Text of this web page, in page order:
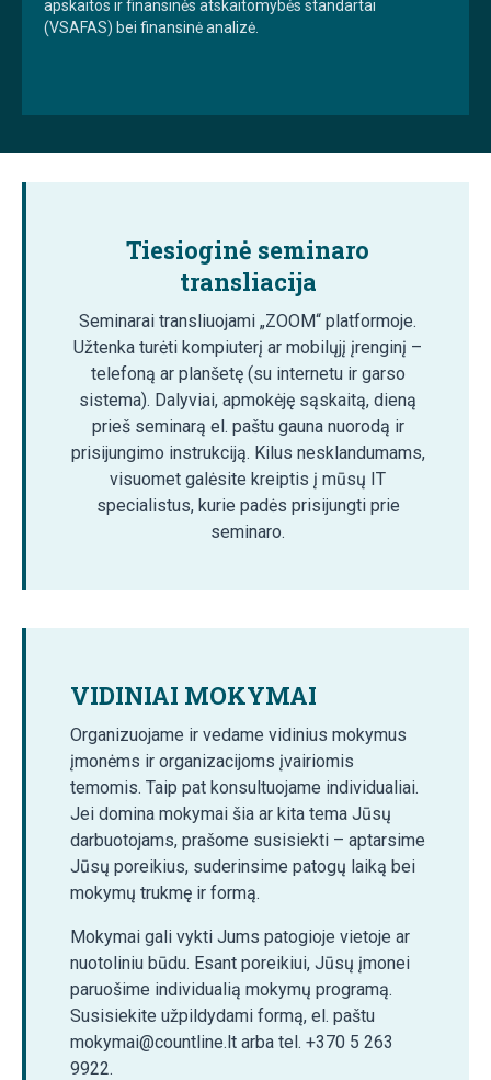
apskaitos ir finansinės atskaitomybės standartai
(VSAFAS) bei finansinė analizė.
Tiesioginė seminaro
transliacija
Seminarai transliuojami „ZOOM“ platformoje.
Užtenka turėti kompiuterį ar mobilųjį įrenginį –
telefoną ar planšetę (su internetu ir garso
sistema). Dalyviai, apmokėję sąskaitą, dieną
prieš seminarą el. paštu gauna nuorodą ir
prisijungimo instrukciją. Kilus nesklandumams,
visuomet galėsite kreiptis į mūsų IT
specialistus, kurie padės prisijungti prie
seminaro.
VIDINIAI MOKYMAI
Organizuojame ir vedame vidinius mokymus
įmonėms ir organizacijoms įvairiomis
temomis. Taip pat konsultuojame individualiai.
Jei domina mokymai šia ar kita tema Jūsų
darbuotojams, prašome susisiekti – aptarsime
Jūsų poreikius, suderinsime patogų laiką bei
mokymų trukmę ir formą.
Mokymai gali vykti Jums patogioje vietoje ar
nuotoliniu būdu. Esant poreikiui, Jūsų įmonei
paruošime individualią mokymų programą.
Susisiekite užpildydami formą, el. paštu
mokymai@countline.lt arba tel. +370 5 263
9922.